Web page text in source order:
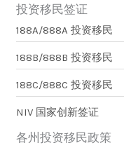
投资移民签证
188A/888A 投资移民
188B/888B 投资移民
188C/888C 投资移民
NIV 国家创新签证
各州投资移民政策